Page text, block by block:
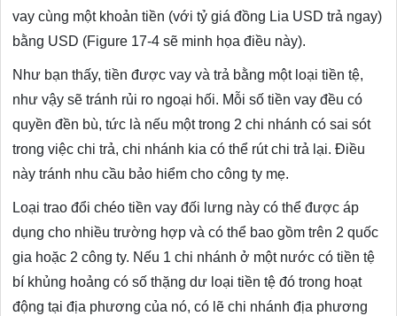
vay cùng một khoản tiền (với tỷ giá đồng Lia USD trả ngay)
bằng USD (Figure 17-4 sẽ minh họa điều này).
Như bạn thấy, tiền được vay và trả bằng một loại tiền tệ,
như vậy sẽ tránh rủi ro ngoại hối. Mỗi số tiền vay đều có
quyền đền bù, tức là nếu một trong 2 chi nhánh có sai sót
trong việc chi trả, chi nhánh kia có thể rút chi trả lại. Điều
này tránh nhu cầu bảo hiểm cho công ty mẹ.
Loại trao đổi chéo tiền vay đối lưng này có thể được áp
dụng cho nhiều trường hợp và có thể bao gồm trên 2 quốc
gia hoặc 2 công ty. Nếu 1 chi nhánh ở một nước có tiền tệ
bí khủng hoảng có số thặng dư loại tiền tệ đó trong hoạt
động tại địa phương của nó, có lẽ chi nhánh địa phương